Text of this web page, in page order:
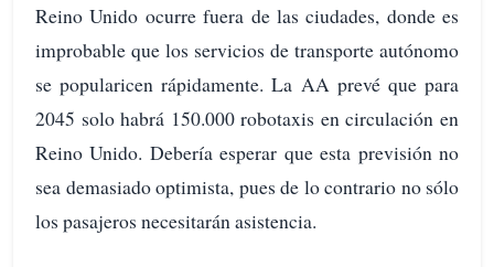
Reino Unido ocurre fuera de las ciudades, donde es
improbable que los servicios de transporte autónomo
se popularicen rápidamente. La AA prevé que para
2045 solo habrá 150.000 robotaxis en circulación en
Reino Unido. Debería esperar que esta previsión no
sea demasiado optimista, pues de lo contrario no sólo
los pasajeros necesitarán asistencia.